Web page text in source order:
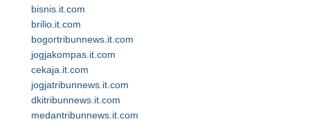
bisnis.it.com
brilio.it.com
bogortribunnews.it.com
jogjakompas.it.com
cekaja.it.com
jogjatribunnews.it.com
dkitribunnews.it.com
medantribunnews.it.com